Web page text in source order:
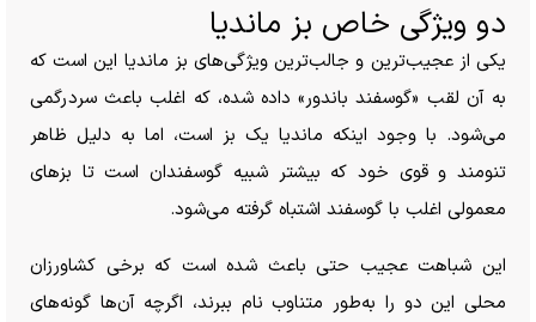
دو ویژگی خاص بز ماندیا
یکی از عجیب‌ترین و جالب‌ترین ویژگی‌های بز ماندیا این است که
به آن لقب «گوسفند باندور» داده شده، که اغلب باعث سردرگمی
می‌شود. با وجود اینکه ماندیا یک بز است، اما به دلیل ظاهر
تنومند و قوی خود که بیشتر شبیه گوسفندان است تا بز‌های
معمولی اغلب با گوسفند اشتباه گرفته می‌شود.
این شباهت عجیب حتی باعث شده است که برخی کشاورزان
محلی این دو را به‌طور متناوب نام ببرند، اگرچه آن‌ها گونه‌های